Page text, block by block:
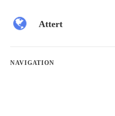
Attert
NAVIGATION